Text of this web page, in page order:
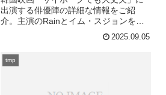
出演する俳優陣の詳細な情報をご紹
介。主演のRainとイム・スジョンをは
じめ、個性豊かなキャストたちの魅力
を徹底解説します。あなたはこの映画
の隠された配役の秘密を知っています
か？
2025.09.05
tmp